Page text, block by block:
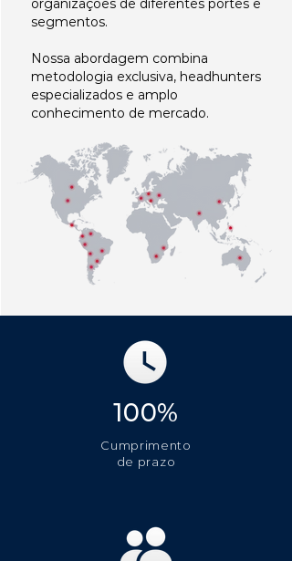
organizações de diferentes portes e
segmentos.
Nossa abordagem combina
metodologia exclusiva, headhunters
especializados e amplo
conhecimento de mercado.
100%
Cumprimento
de prazo